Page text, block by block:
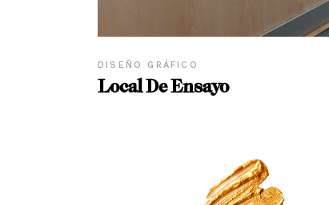
DISEÑO GRÁFICO
Local De Ensayo